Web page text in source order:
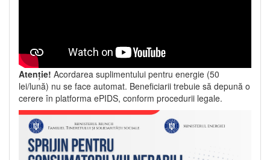
Atenție! Acordarea suplimentului pentru energie (50
lei/lună) nu se face automat. Beneficiarii trebuie să depună o
cerere în platforma ePIDS, conform procedurii legale.